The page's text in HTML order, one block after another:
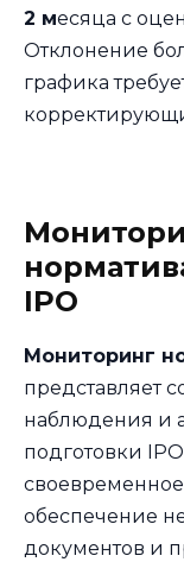
2 месяца с
Отклонение
графика
IPO
Мониторинг
представляет
наблюдения и
подготовки
обеспечение
документов и